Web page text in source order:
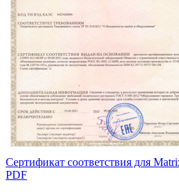
Сертификат соответствия для
PDF